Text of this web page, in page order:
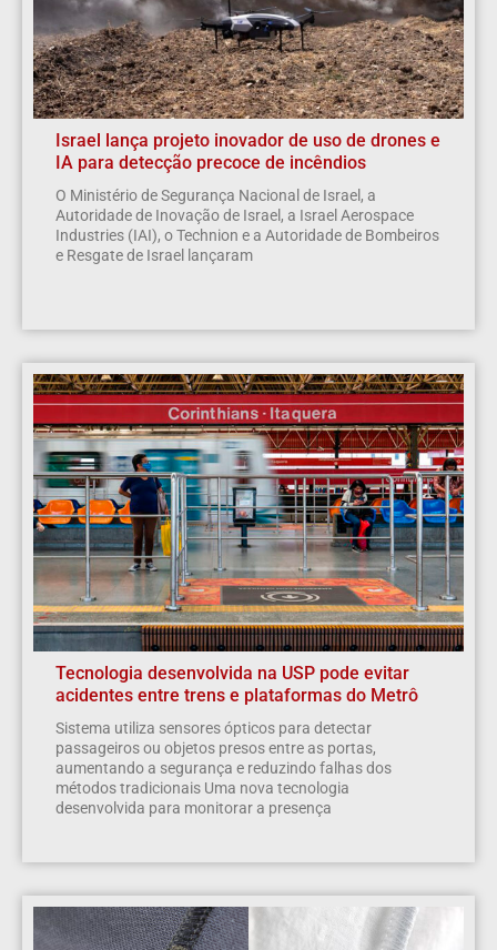
Israel lança projeto inovador de uso de drones e
IA para detecção precoce de incêndios
O Ministério de Segurança Nacional de Israel, a
Autoridade de Inovação de Israel, a Israel Aerospace
Industries (IAI), o Technion e a Autoridade de Bombeiros
e Resgate de Israel lançaram
Tecnologia desenvolvida na USP pode evitar
acidentes entre trens e plataformas do Metrô
Sistema utiliza sensores ópticos para detectar
passageiros ou objetos presos entre as portas,
aumentando a segurança e reduzindo falhas dos
métodos tradicionais Uma nova tecnologia
desenvolvida para monitorar a presença